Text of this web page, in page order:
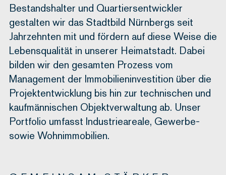
Bestandshalter und Quartiersentwickler
gestalten wir das Stadtbild Nürnbergs seit
Jahrzehnten mit und fördern auf diese Weise die
Lebensqualität in unserer Heimatstadt. Dabei
bilden wir den gesamten Prozess vom
Management der Immobilieninvestition über die
Projektentwicklung bis hin zur technischen und
kaufmännischen Objektverwaltung ab. Unser
Portfolio umfasst Industrieareale, Gewerbe-
sowie Wohnimmobilien.